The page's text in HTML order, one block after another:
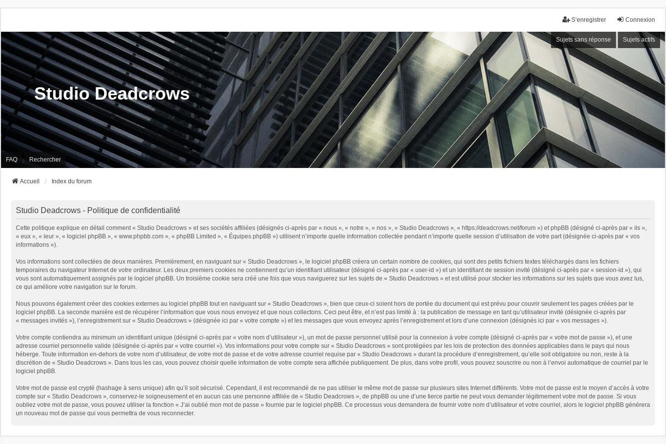
Connexion
S’enregistrer
Sujets sans réponse Sujets actifs
Studio Deadcrows
FAQ Rechercher
Accueil Index du forum
Studio Deadcrows - Politique de confidentialité
Cette politique explique en détail comment « Studio Deadcrows » et ses sociétés affiliées (désignés ci-après par « nous », « notre », « nos », « Studio Deadcrows », « https://deadcrows.net/forum ») et phpBB (désigné ci-après par « ils »,
« eux », « leur », « logiciel phpBB », « www.phpbb.com », « phpBB Limited », « Équipes phpBB ») utilisent n’importe quelle information collectée pendant n’importe quelle session d’utilisation de votre part (désignée ci-après par « vos
informations »).
Vos informations sont collectées de deux manières. Premièrement, en naviguant sur « Studio Deadcrows », le logiciel phpBB créera un certain nombre de cookies, qui sont des petits fichiers textes téléchargés dans les fichiers
temporaires du navigateur Internet de votre ordinateur. Les deux premiers cookies ne contiennent qu’un identifiant utilisateur (désigné ci-après par « user-id ») et un identifiant de session invité (désigné ci-après par « session-id »), qui
vous sont automatiquement assignés par le logiciel phpBB. Un troisième cookie sera créé une fois que vous naviguerez sur les sujets de « Studio Deadcrows » et est utilisé pour stocker les informations sur les sujets que vous avez lus,
ce qui améliore votre navigation sur le forum.
Nous pouvons également créer des cookies externes au logiciel phpBB tout en naviguant sur « Studio Deadcrows », bien que ceux-ci soient hors de portée du document qui est prévu pour couvrir seulement les pages créées par le
logiciel phpBB. La seconde manière est de récupérer l’information que vous nous envoyez et que nous collectons. Ceci peut être, et n’est pas limité à : la publication de message en tant qu’utilisateur invité (désignée ci-après par
« messages invités »), l’enregistrement sur « Studio Deadcrows » (désignée ici par « votre compte ») et les messages que vous envoyez après l’enregistrement et lors d’une connexion (désignés ici par « vos messages »).
Votre compte contiendra au minimum un identifiant unique (désigné ci-après par « votre nom d’utilisateur »), un mot de passe personnel utilisé pour la connexion à votre compte (désigné ci-après par « votre mot de passe »), et une
adresse courriel personnelle valide (désignée ci-après par « votre courriel »). Vos informations pour votre compte sur « Studio Deadcrows » sont protégées par les lois de protection des données applicables dans le pays qui nous
héberge. Toute information en-dehors de votre nom d’utilisateur, de votre mot de passe et de votre adresse courriel requise par « Studio Deadcrows » durant la procédure d’enregistrement, qu’elle soit obligatoire ou non, reste à la
discrétion de « Studio Deadcrows ». Dans tous les cas, vous pouvez choisir quelle information de votre compte sera affichée publiquement. De plus, dans votre profil, vous pouvez souscrire ou non à l’envoi automatique de courriel par le
logiciel phpBB.
Votre mot de passe est crypté (hashage à sens unique) afin qu’il soit sécurisé. Cependant, il est recommandé de ne pas utiliser le même mot de passe sur plusieurs sites Internet différents. Votre mot de passe est le moyen d’accès à votre
compte sur « Studio Deadcrows », conservez-le soigneusement et en aucun cas une personne affiliée de « Studio Deadcrows », de phpBB ou une d’une tierce partie ne peut vous demander légitimement votre mot de passe. Si vous
oubliez votre mot de passe, vous pouvez utiliser la fonction « J’ai oublié mon mot de passe » fournie par le logiciel phpBB. Ce processus vous demandera de fournir votre nom d’utilisateur et votre courriel, alors le logiciel phpBB générera
un nouveau mot de passe qui vous permettra de vous reconnecter.